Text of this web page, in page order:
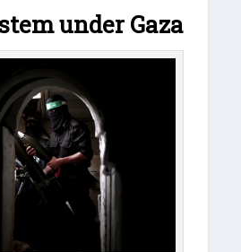
under Gaza